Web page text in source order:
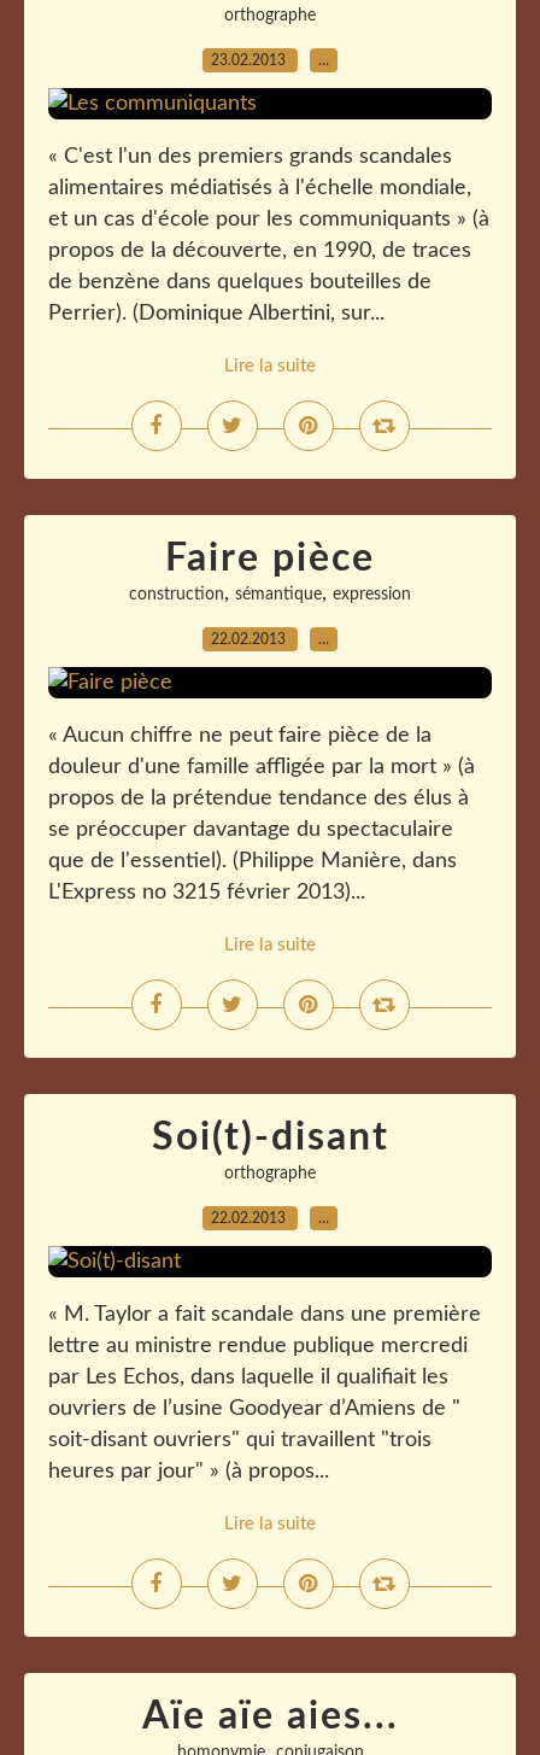
orthographe
23.02.2013 …
« C'est l'un des premiers grands scandales
alimentaires médiatisés à l'échelle mondiale,
et un cas d'école pour les communiquants » (à
propos de la découverte, en 1990, de traces
de benzène dans quelques bouteilles de
Perrier). (Dominique Albertini, sur...
Lire la suite
Faire pièce
construction, sémantique, expression
22.02.2013 …
« Aucun chiffre ne peut faire pièce de la
douleur d'une famille affligée par la mort » (à
propos de la prétendue tendance des élus à
se préoccuper davantage du spectaculaire
que de l'essentiel). (Philippe Manière, dans
L'Express no 3215 février 2013)...
Lire la suite
Soi(t)-disant
orthographe
22.02.2013 …
« M. Taylor a fait scandale dans une première
lettre au ministre rendue publique mercredi
par Les Echos, dans laquelle il qualifiait les
ouvriers de l’usine Goodyear d’Amiens de "
soit-disant ouvriers" qui travaillent "trois
heures par jour" » (à propos...
Lire la suite
Aïe aïe aies...